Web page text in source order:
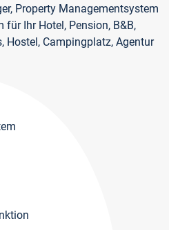
Property Managementsystem
Ihr Hotel, Pension, B&B,
Hostel, Campingplatz, Agentur